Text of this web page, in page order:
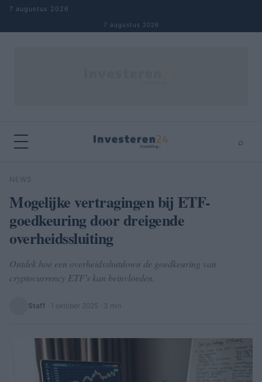
Naar inhoud springen
7 augustus 2026
7 augustus 2026
⌕
Zoeken
NEWS
Mogelijke vertragingen bij ETF-
goedkeuring door dreigende
overheidssluiting
Ontdek hoe een overheidsshutdown de goedkeuring van
cryptocurrency ETF's kan beïnvloeden.
Staff 1 oktober 2025 · 3 min